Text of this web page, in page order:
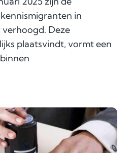
in
Deze
plaatsvindt, vormt een